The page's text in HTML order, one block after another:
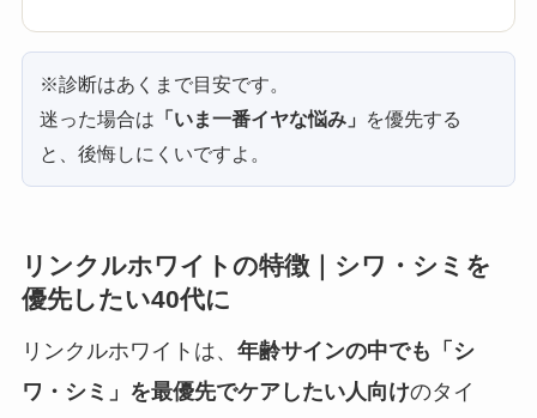
※診断はあくまで目安です。
迷った場合は 「いま一番イヤな悩み」
を優先する
と、後悔しにくいですよ。
リンクルホワイトの特徴｜シワ・シミを
優先したい40代に
リンクルホワイトは、 年齢サインの中でも「シ
ワ・シミ」を最優先でケアしたい人向けのタイ